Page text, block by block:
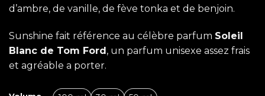
d’ambre, de vanille, de fève tonka et de benjoin.
Sunshine fait référence au célèbre parfum Soleil
Blanc de Tom Ford, un parfum unisexe assez frais
et agréable a porter.